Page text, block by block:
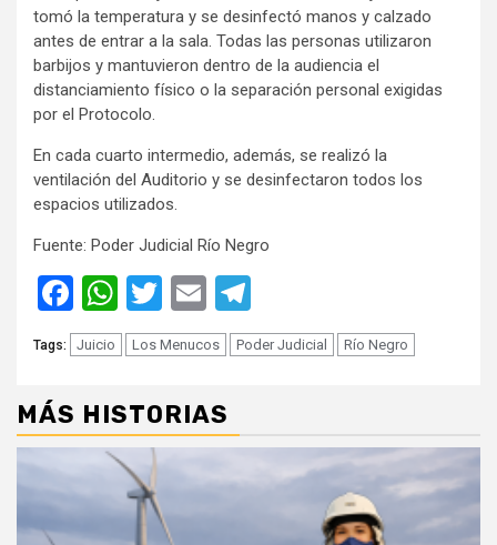
tomó la temperatura y se desinfectó manos y calzado
antes de entrar a la sala. Todas las personas utilizaron
barbijos y mantuvieron dentro de la audiencia el
distanciamiento físico o la separación personal exigidas
por el Protocolo.
En cada cuarto intermedio, además, se realizó la
ventilación del Auditorio y se desinfectaron todos los
espacios utilizados.
Fuente: Poder Judicial Río Negro
Facebook
WhatsApp
Twitter
Email
Tags: Juicio Los Menucos Poder Judicial Río Negro
MÁS HISTORIAS